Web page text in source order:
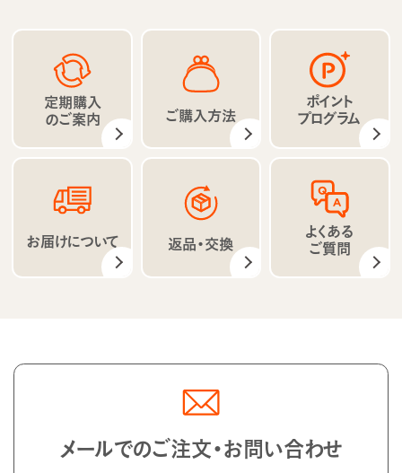
定期購入
のご案内 ご購入方法
ポイント
プログラム
お届けについて 返品・交換
よくある
ご質問
メールでのご注文・お問い合わせ